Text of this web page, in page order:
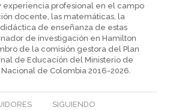
experiencia profesional en el campo
docente, las matemáticas, la
de enseñanza de estas
de investigación en Hamilton
de la comisión gestora del Plan
de Educación del Ministerio de
de Colombia 2016-2026.
SIGUIENDO